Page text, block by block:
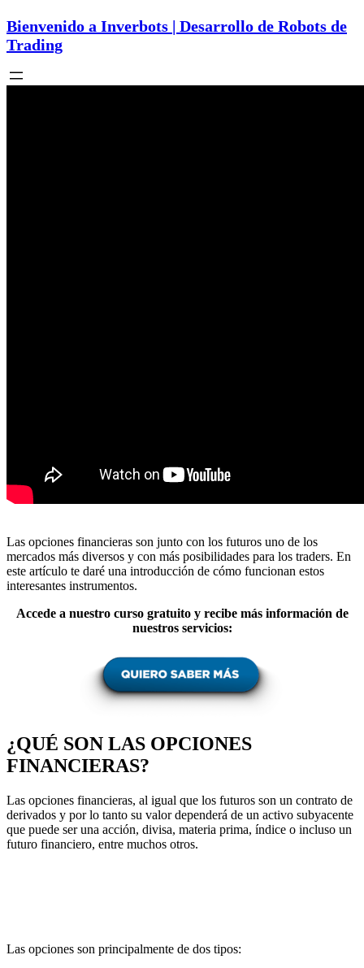
Bienvenido a Inverbots | Desarrollo de Robots de
Trading
Las opciones financieras son junto con los futuros uno de los
mercados más diversos y con más posibilidades para los traders. En
este artículo te daré una introducción de cómo funcionan estos
interesantes instrumentos.
Accede a nuestro curso gratuito y recibe más información de
nuestros servicios:
¿QUÉ SON LAS OPCIONES
FINANCIERAS?
Las opciones financieras, al igual que los futuros son un contrato de
derivados y por lo tanto su valor dependerá de un activo subyacente
que puede ser una acción, divisa, materia prima, índice o incluso un
futuro financiero, entre muchos otros.
Las opciones son principalmente de dos tipos: